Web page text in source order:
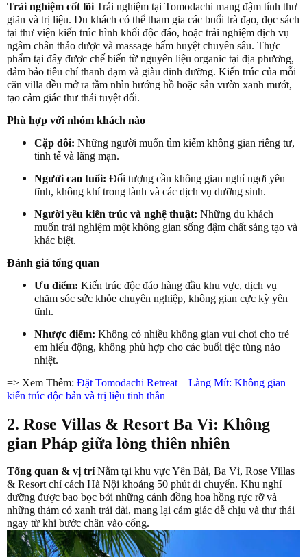
Trải nghiệm cốt lõi Trải nghiệm tại Tomodachi mang đậm tính thư
giãn và trị liệu. Du khách có thể tham gia các buổi trà đạo, đọc sách
tại thư viện kiến trúc hình khối độc đáo, hoặc trải nghiệm dịch vụ
ngâm chân thảo dược và massage bấm huyệt chuyên sâu. Thực
phẩm tại đây được chế biến từ nguyên liệu organic tại địa phương,
đảm bảo tiêu chí thanh đạm và giàu dinh dưỡng. Kiến trúc của mỗi
căn villa đều mở ra tầm nhìn hướng hồ hoặc sân vườn xanh mướt,
tạo cảm giác thư thái tuyệt đối.
Phù hợp với nhóm khách nào
Cặp đôi: Những người muốn tìm kiếm không gian riêng tư,
tinh tế và lãng mạn.
Người cao tuổi: Đối tượng cần không gian nghỉ ngơi yên
tĩnh, không khí trong lành và các dịch vụ dưỡng sinh.
Người yêu kiến trúc và nghệ thuật: Những du khách
muốn trải nghiệm một không gian sống đậm chất sáng tạo và
khác biệt.
Đánh giá tổng quan
Ưu điểm: Kiến trúc độc đáo hàng đầu khu vực, dịch vụ
chăm sóc sức khỏe chuyên nghiệp, không gian cực kỳ yên
tĩnh.
Nhược điểm: Không có nhiều không gian vui chơi cho trẻ
em hiếu động, không phù hợp cho các buổi tiệc tùng náo
nhiệt.
=> Xem Thêm: Đặt Tomodachi Retreat – Làng Mít: Không gian
kiến trúc độc bản và trị liệu tinh thần
2. Rose Villas & Resort Ba Vì: Không
gian Pháp giữa lòng thiên nhiên
Tổng quan & vị tríNằm tại khu vực Yên Bài, Ba Vì, Rose Villas
& Resort chỉ cách Hà Nội khoảng 50 phút di chuyển. Khu nghỉ
dưỡng được bao bọc bởi những cánh đồng hoa hồng rực rỡ và
những thảm cỏ xanh trải dài, mang lại cảm giác dễ chịu và thư thái
ngay từ khi bước chân vào cổng.